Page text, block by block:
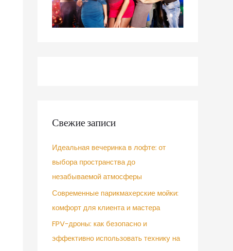
Свежие записи
Идеальная вечеринка в лофте: от
выбора пространства до
незабываемой атмосферы
Современные парикмахерские мойки:
комфорт для клиента и мастера
FPV-дроны: как безопасно и
эффективно использовать технику на